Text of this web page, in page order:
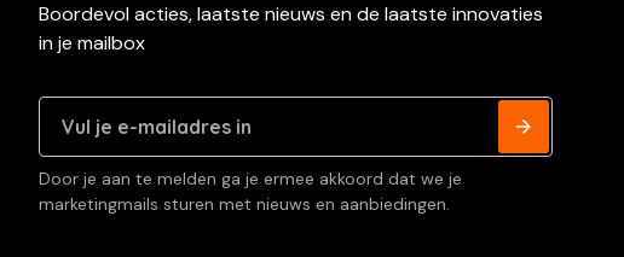
Boordevol acties, laatste nieuws en de laatste innovaties
in je mailbox
Door je aan te melden ga je ermee akkoord dat we je
marketingmails sturen met nieuws en aanbiedingen.